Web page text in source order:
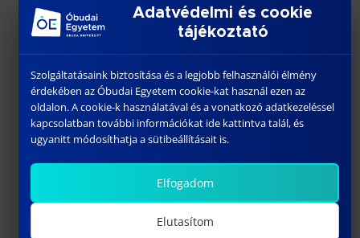
Adatvédelmi és cookie
tájékoztató
Szolgáltatásaink biztosítása és a legjobb felhasználói élmény
érdekében az Óbudai Egyetem cookie-kat használ ezen az
oldalon. A cookie-k használatával és a vonatkozó adatkezeléssel
kapcsolatban további információkat ide kattintva talál, és
ugyanitt módosíthatja a sütibeállításait is.
Elfogadom
Elutasítom